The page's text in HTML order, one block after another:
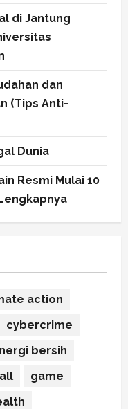
di Jantung
dan
(Tips Anti-
Dunia
Resmi Mulai 10
action
cybercrime
bersih
game